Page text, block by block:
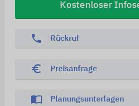
Kostenloser
phone Rückruf
euro_symbol Preisanfrage
import_contacts Planungsunterlagen